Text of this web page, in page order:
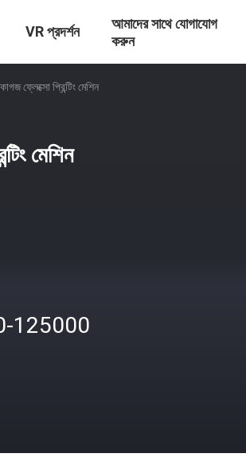
VR প্রদর্শন
আমাদের সাথে যোগাযোগ
করুন
ফ্লেক্সো প্রিন্টিং মেশিন
মেশিন
125000